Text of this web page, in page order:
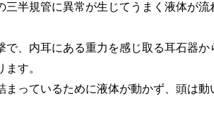
半規管に異常が生じてうまく液体が流
、内耳にある重力を感じ取る耳石器か
す。
っているために液体が動かず、頭は動